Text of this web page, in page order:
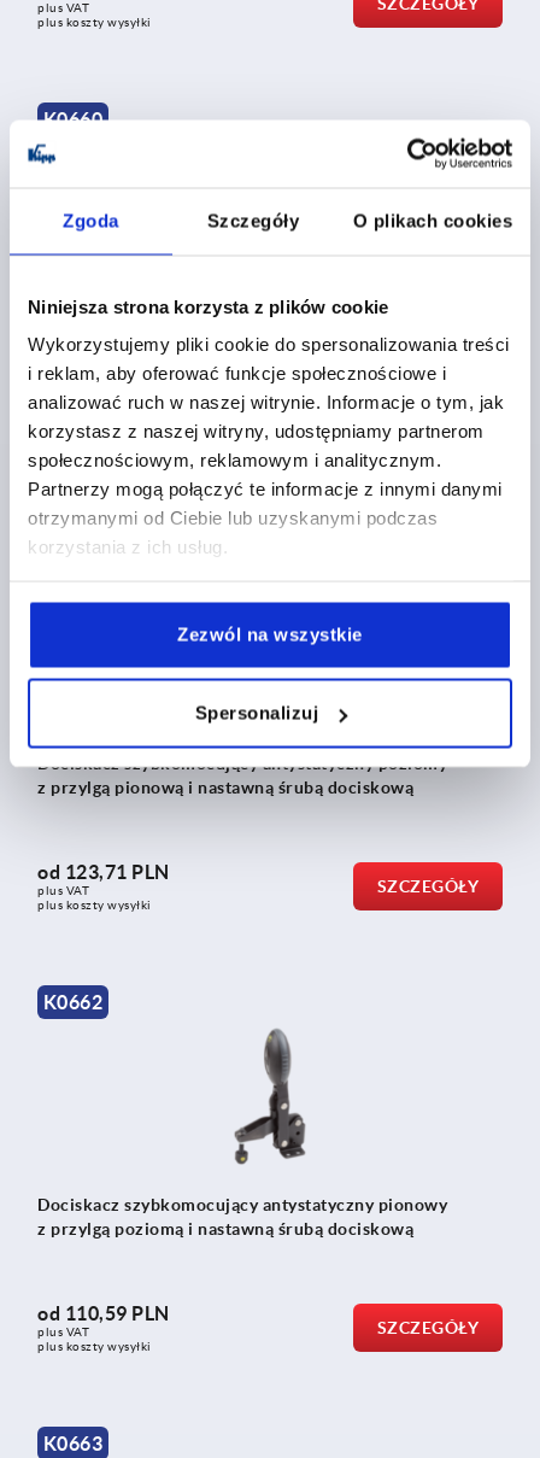
Zgoda Szczegóły O plikach cookies
Niniejsza strona korzysta z plików cookie
Wykorzystujemy pliki cookie do spersonalizowania treści
i reklam, aby oferować funkcje społecznościowe i
analizować ruch w naszej witrynie. Informacje o tym, jak
korzystasz z naszej witryny, udostępniamy partnerom
społecznościowym, reklamowym i analitycznym.
Partnerzy mogą połączyć te informacje z innymi danymi
otrzymanymi od Ciebie lub uzyskanymi podczas
korzystania z ich usług.
Zezwól na wszystkie
Spersonalizuj
plus VAT
plus koszty wysyłki
SZCZEGÓŁY
K0660
Dociskacz szybkomocujący antystatyczny poziomy
z przylgą poziomą i nastawną śrubą dociskową
od110,28 PLN
plus koszty wysyłki
SZCZEGÓŁY
K0661
Dociskacz szybkomocujący antystatyczny poziomy
z przylgą pionową i nastawną śrubą dociskową
od 123,71 PLN
plus VAT
plus koszty wysyłki
SZCZEGÓŁY
K0662
Dociskacz szybkomocujący antystatyczny pionowy
z przylgą poziomą i nastawną śrubą dociskową
od 110,59 PLN
plus VAT
plus koszty wysyłki
SZCZEGÓŁY
K0663